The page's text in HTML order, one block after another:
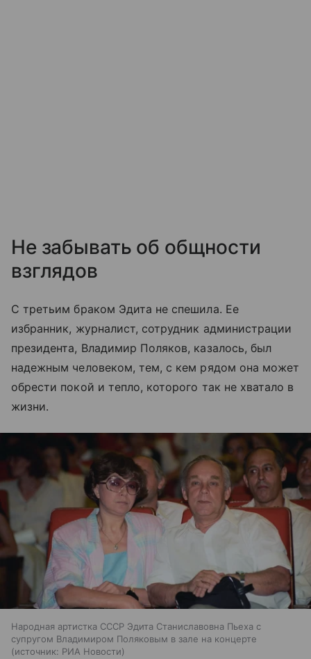
Не забывать об общности
взглядов
С третьим браком Эдита не спешила. Ее
избранник, журналист, сотрудник администрации
президента, Владимир Поляков, казалось, был
надежным человеком, тем, с кем рядом она может
обрести покой и тепло, которого так не хватало в
жизни.
Народная артистка СССР Эдита Станиславовна Пьеха с
супругом Владимиром Поляковым в зале на концерте
источник: РИА Новости